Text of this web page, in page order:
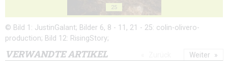
25
© Bild 1: JustinGalant; Bilder 6, 8 - 11, 21 - 25: colin-olivero-
production; Bild 12: RisingStory;
VERWANDTE ARTIKEL Weiter